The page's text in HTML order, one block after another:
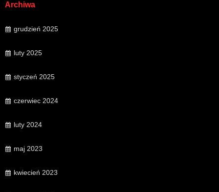
Archiwa
grudzień 2025
luty 2025
styczeń 2025
czerwiec 2024
luty 2024
maj 2023
kwiecień 2023